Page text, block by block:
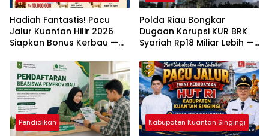
Hadiah Fantastis! Pacu
Jalur Kuantan Hilir 2026
Siapkan Bonus Kerbau —
Puluhan Juta Rupiah
Polda Riau Bongkar
Dugaan Korupsi KUR BRK
Syariah Rp18 Miliar Lebih —
Dijerat
Pendidikan Kabupaten Kuantan Singingi